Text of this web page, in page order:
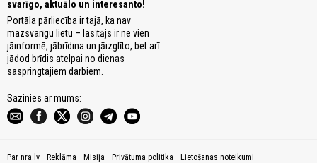
svarīgo, aktuālo un interesanto!
Portāla pārliecība ir tajā, ka nav
mazsvarīgu lietu – lasītājs ir ne vien
jāinformē, jābrīdina un jāizglīto, bet arī
jādod brīdis atelpai no dienas
saspringtajiem darbiem.
Sazinies ar mums:
Par nra.lv Reklāma Misija Privātuma politika
Lietošanas noteikumi